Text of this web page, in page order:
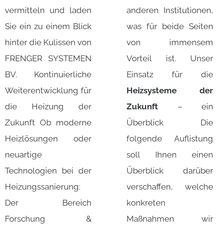
vermitteln und laden
Sie ein zu einem Blick
hinter die Kulissen von
FRENGER SYSTEMEN
BV. Kontinuierliche
Weiterentwicklung für
die Heizung der
Zukunft Ob moderne
Heizlösungen oder
neuartige
Technologien bei der
Heizungssanierung:
Der Bereich
Forschung &
anderen Institutionen,
was für beide Seiten
von immensem
Vorteil ist. Unser
Einsatz für die
Heizsysteme der
Zukunft – ein
Überblick Die
folgende Auflistung
soll Ihnen einen
Überblick darüber
verschaffen, welche
konkreten
Maßnahmen wir